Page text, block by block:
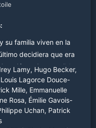
su familia viven en la
decidiera que era
es insostenible.
va mejor, Chevalin
pasar por judío para
los contrabandistas
los malentendidos a
Lamy, Hugo Becker,
Lagorce Douce-
Mille, Emmanuelle
Rosa, Émilie Gavois-
Uchan, Patrick